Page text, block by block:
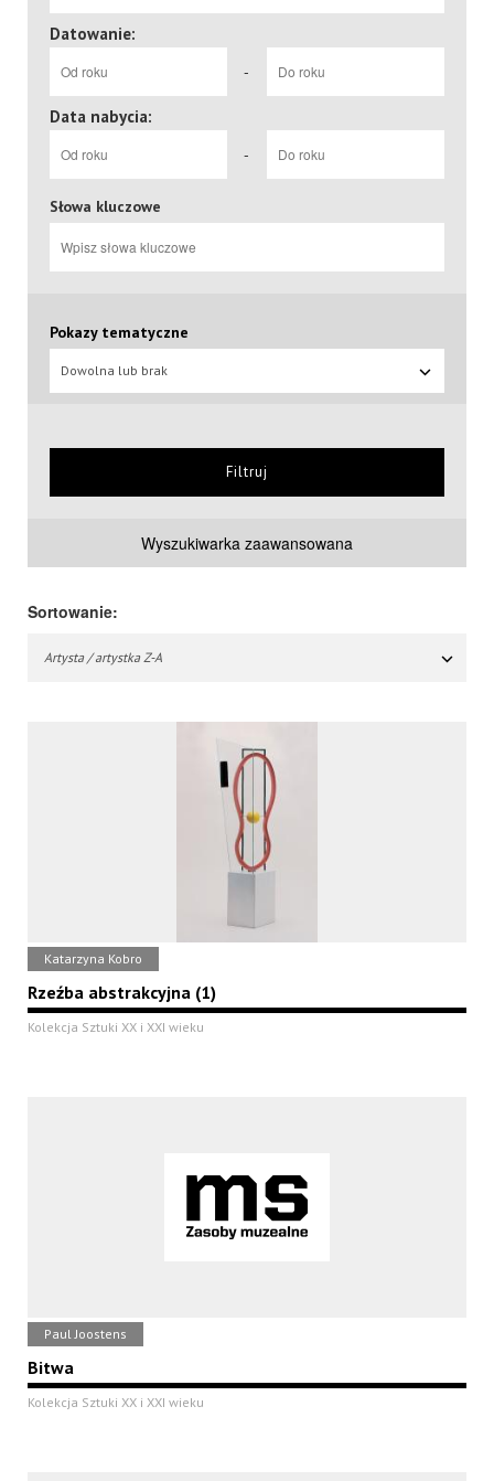
Datowanie:
-
Data nabycia:
-
Słowa kluczowe
Pokazy tematyczne
Dowolna lub brak
Filtruj
Wyszukiwarka zaawansowana
Sortowanie:
Artysta / artystka Z-A
Katarzyna Kobro
Rzeźba abstrakcyjna (1)
Kolekcja Sztuki XX i XXI wieku
Paul Joostens
Bitwa
Kolekcja Sztuki XX i XXI wieku